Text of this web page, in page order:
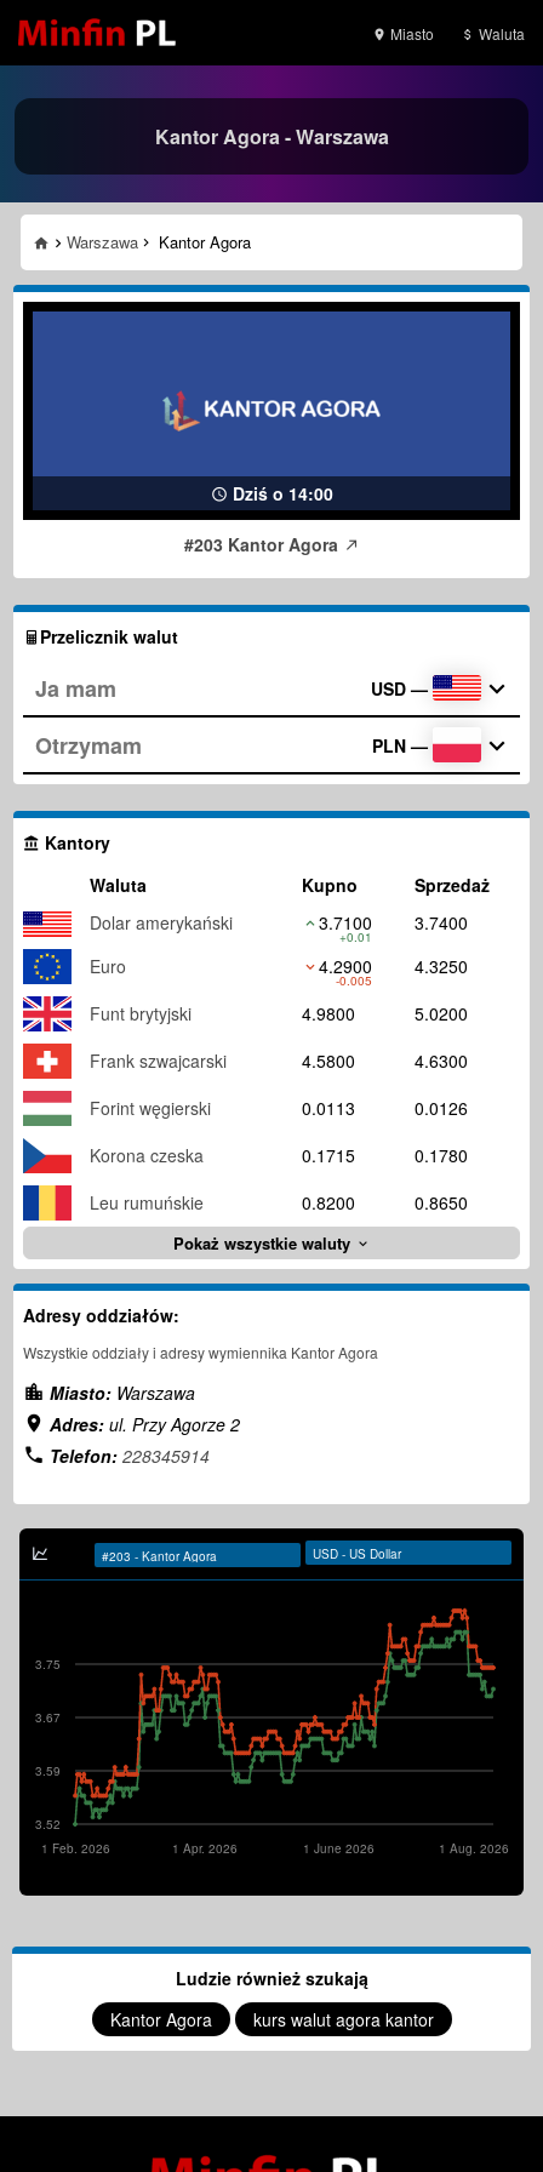
Miasto Waluta
Kantor Agora - Warszawa
Warszawa Kantor Agora
Dziś o 14:00
#203 Kantor Agora
Przelicznik walut
USD —
PLN —
Kantory
Waluta
Kupno
Sprzedaż
Dolar amerykański
3.7100
+0.01
3.7400
Euro
4.2900
-0.005
4.3250
Funt brytyjski
4.9800
5.0200
Frank szwajcarski
4.5800
4.6300
Forint węgierski
0.0113
0.0126
Korona czeska
0.1715
0.1780
Leu rumuńskie
0.8200 0.8650
Pokaż wszystkie waluty
Adresy oddziałów:
Wszystkie oddziały i adresy wymiennika Kantor Agora
Miasto: Warszawa
Adres: ul. Przy Agorze 2
Telefon: 228345914
3.52
3.59
3.67
3.75
1 Aug. 2026
1 June 2026
1 Apr. 2026
1 Feb. 2026
Ludzie również szukają
Kantor Agora
kurs walut agora kantor